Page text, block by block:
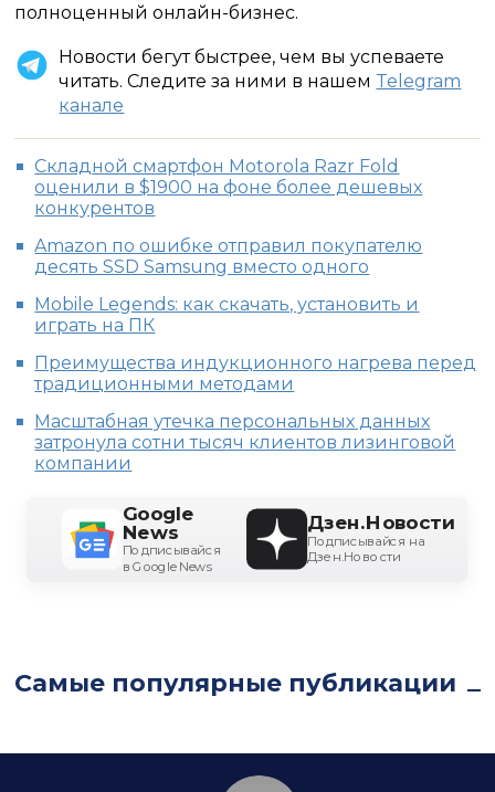
полноценный онлайн-бизнес.
Новости бегут быстрее, чем вы успеваете
читать. Следите за ними в нашем Telegram
канале
Складной смартфон Motorola Razr Fold
оценили в $1900 на фоне более дешевых
конкурентов
Amazon по ошибке отправил покупателю
десять SSD Samsung вместо одного
Mobile Legends: как скачать, установить и
играть на ПК
Преимущества индукционного нагрева перед
традиционными методами
Масштабная утечка персональных данных
затронула сотни тысяч клиентов лизинговой
компании
Google
News
Подписывайся
в Google News
Дзен.Новости
Подписывайся на
Дзен.Новости
Самые популярные публикации